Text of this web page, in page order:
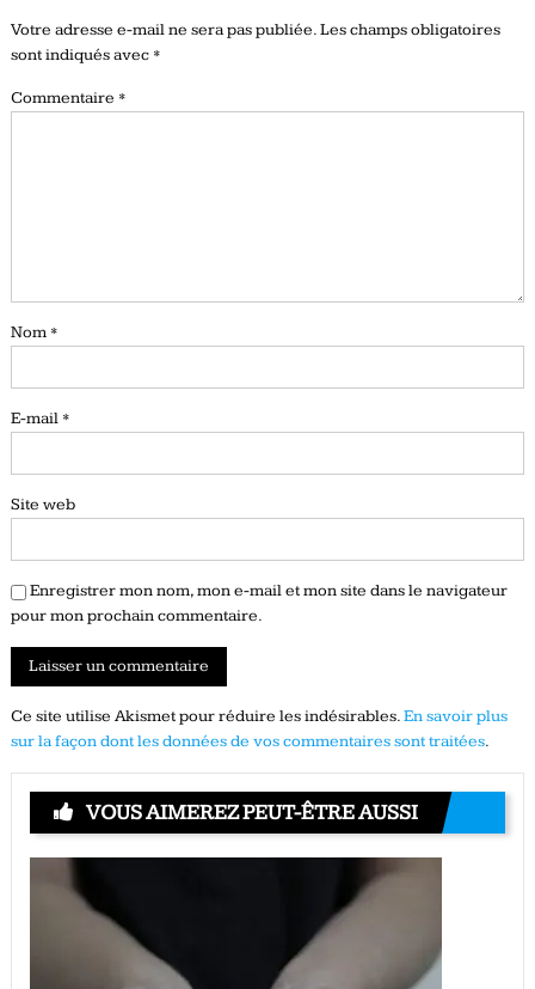
Votre adresse e-mail ne sera pas publiée.Les champs obligatoires
sont indiqués avec *
Commentaire *
Nom *
E-mail *
Site web
Enregistrer mon nom, mon e-mail et mon site dans le navigateur
pour mon prochain commentaire.
Ce site utilise Akismet pour réduire les indésirables.En savoir plus
sur la façon dont les données de vos commentaires sont traitées.
VOUS AIMEREZ PEUT-ÊTRE AUSSI